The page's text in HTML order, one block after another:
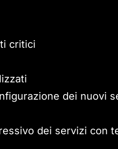
critici
dei nuovi
dei servizi con